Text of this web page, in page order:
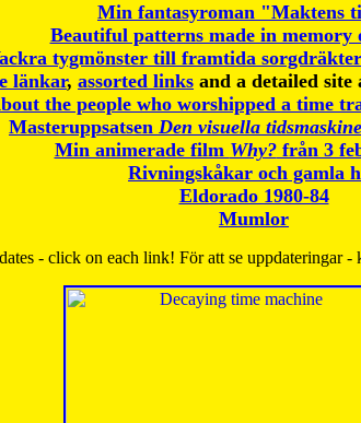
Min fantasyroman "Maktens
Beautiful patterns made in memory
tygmönster till framtida
länkar, assorted links and a detailed site
the people who worshipped a time
Masteruppsatsen Den visuella
Min animerade film Why?från 3
Rivningskåkar och gamla
Eldorado 1980-84
Mumlor
- click on each link! För att se uppdateringar